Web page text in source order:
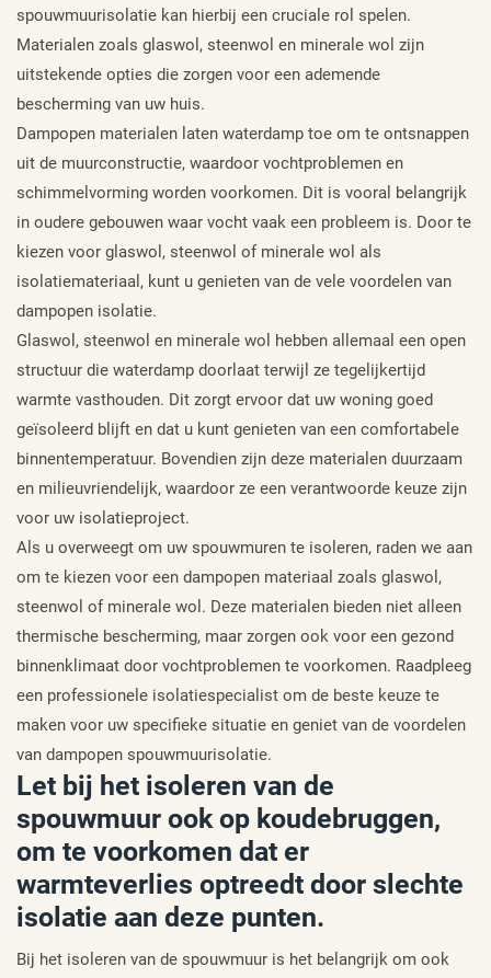
spouwmuurisolatie kan hierbij een cruciale rol spelen.
Materialen zoals glaswol, steenwol en minerale wol zijn
uitstekende opties die zorgen voor een ademende
bescherming van uw huis.
Dampopen materialen laten waterdamp toe om te ontsnappen
uit de muurconstructie, waardoor vochtproblemen en
schimmelvorming worden voorkomen. Dit is vooral belangrijk
in oudere gebouwen waar vocht vaak een probleem is. Door te
kiezen voor glaswol, steenwol of minerale wol als
isolatiemateriaal, kunt u genieten van de vele voordelen van
dampopen isolatie.
Glaswol, steenwol en minerale wol hebben allemaal een open
structuur die waterdamp doorlaat terwijl ze tegelijkertijd
warmte vasthouden. Dit zorgt ervoor dat uw woning goed
geïsoleerd blijft en dat u kunt genieten van een comfortabele
binnentemperatuur. Bovendien zijn deze materialen duurzaam
en milieuvriendelijk, waardoor ze een verantwoorde keuze zijn
voor uw isolatieproject.
Als u overweegt om uw spouwmuren te isoleren, raden we aan
om te kiezen voor een dampopen materiaal zoals glaswol,
steenwol of minerale wol. Deze materialen bieden niet alleen
thermische bescherming, maar zorgen ook voor een gezond
binnenklimaat door vochtproblemen te voorkomen. Raadpleeg
een professionele isolatiespecialist om de beste keuze te
maken voor uw specifieke situatie en geniet van de voordelen
van dampopen spouwmuurisolatie.
Let bij het isoleren van de
spouwmuur ook op koudebruggen,
om te voorkomen dat er
warmteverlies optreedt door slechte
isolatie aan deze punten.
Bij het isoleren van de spouwmuur is het belangrijk om ook